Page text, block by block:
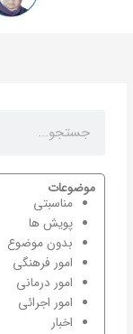
موضوعات
مناسبتی
پویش ها
بدون موضوع
امور فرهنگی
امور درمانی
امور اجرائی
اخبار